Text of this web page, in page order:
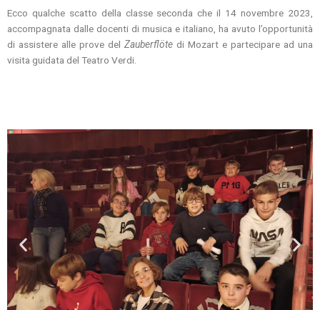
Ecco qualche scatto della classe seconda che il 14 novembre 2023,
accompagnata dalle docenti di musica e italiano, ha avuto l’opportunità
di assistere alle prove del Zauberflöte di Mozart e partecipare ad una
visita guidata del Teatro Verdi.